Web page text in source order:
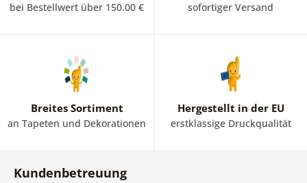
bei Bestellwert über 150.00 € sofortiger Versand
Breites Sortiment
an Tapeten und Dekorationen
Hergestellt in der EU
erstklassige Druckqualität
Kundenbetreuung